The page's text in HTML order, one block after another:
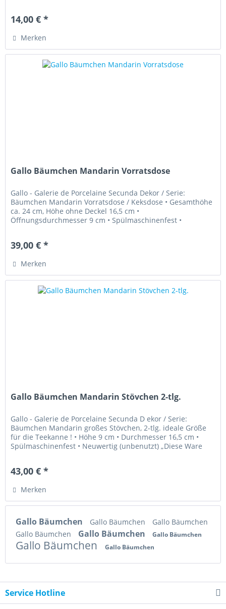
14,00 € *
Merken
Gallo Bäumchen Mandarin Vorratsdose
Gallo - Galerie de Porcelaine Secunda Dekor / Serie:
Bäumchen Mandarin Vorratsdose / Keksdose • Gesamthöhe
ca. 24 cm, Höhe ohne Deckel 16,5 cm •
Öffnungsdurchmesser 9 cm • Spülmaschinenfest •
39,00 € *
Merken
Gallo Bäumchen Mandarin Stövchen 2-tlg.
Gallo - Galerie de Porcelaine Secunda D ekor / Serie:
Bäumchen Mandarin großes Stövchen, 2-tlg. ideale Größe
für die Teekanne ! • Höhe 9 cm • Durchmesser 16,5 cm •
Spülmaschinenfest • Neuwertig (unbenutzt) „Diese Ware
43,00 € *
Merken
Gallo Bäumchen Gallo Bäumchen
Gallo Bäumchen
Gallo Bäumchen
Gallo Bäumchen Gallo Bäumchen
Gallo Bäumchen Gallo Bäumchen
Service Hotline